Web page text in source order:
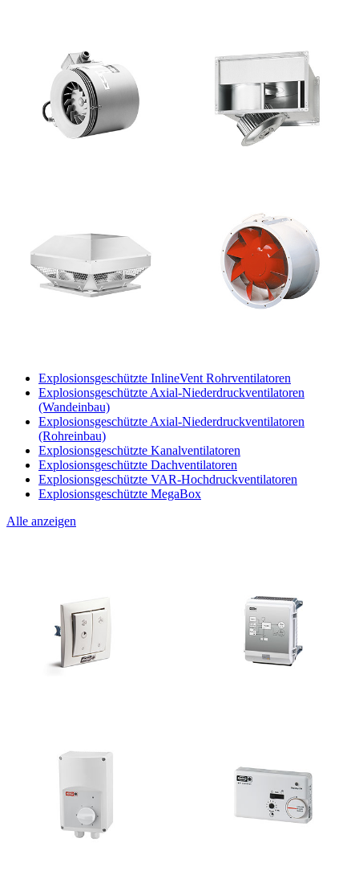
Explosionsgeschützte InlineVent Rohrventilatoren
Explosionsgeschützte Axial-Niederdruckventilatoren
(Wandeinbau)
Explosionsgeschützte Axial-Niederdruckventilatoren
(Rohreinbau)
Explosionsgeschützte Kanalventilatoren
Explosionsgeschützte Dachventilatoren
Explosionsgeschützte VAR-Hochdruckventilatoren
Explosionsgeschützte MegaBox
Alle anzeigen